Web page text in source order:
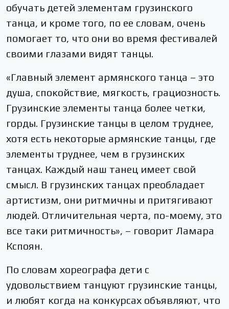
обучать детей элементам грузинского
танца, и кроме того, по ее словам, очень
помогает то, что они во время фестивалей
своими глазами видят танцы.
«Главный элемент армянского танца – это
душа, спокойствие, мягкость, грациозность.
Грузинские элементы танца более четки,
горды. Грузинские танцы в целом труднее,
хотя есть некоторые армянские танцы, где
элементы труднее, чем в грузинских
танцах. Каждый наш танец имеет свой
смысл. В грузинских танцах преобладает
артистизм, они ритмичны и притягивают
людей. Отличительная черта, по-моему, это
все таки ритмичность», – говорит Ламара
Кспоян.
По словам хореографа дети с
удовольствием танцуют грузинские танцы,
и любят когда на конкурсах объявляют, что